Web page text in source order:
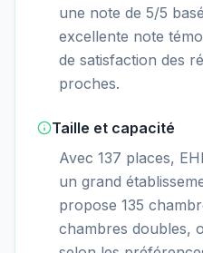
une note de 5/5
excellente note
de satisfaction des
proches.
Taille et capacité
Avec 137 places,
un grand
propose 135
chambres doubles,